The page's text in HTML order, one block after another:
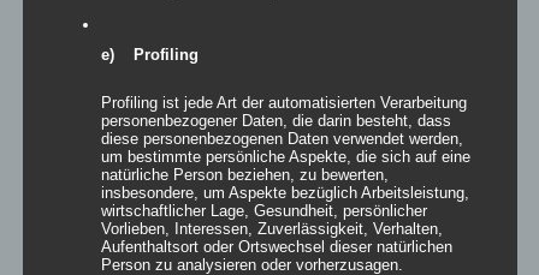
e) Profiling
Profiling ist jede Art der automatisierten Verarbeitung
personenbezogener Daten, die darin besteht, dass
diese personenbezogenen Daten verwendet werden,
um bestimmte persönliche Aspekte, die sich auf eine
natürliche Person beziehen, zu bewerten,
insbesondere, um Aspekte bezüglich Arbeitsleistung,
wirtschaftlicher Lage, Gesundheit, persönlicher
Vorlieben, Interessen, Zuverlässigkeit, Verhalten,
Aufenthaltsort oder Ortswechsel dieser natürlichen
Person zu analysieren oder vorherzusagen.